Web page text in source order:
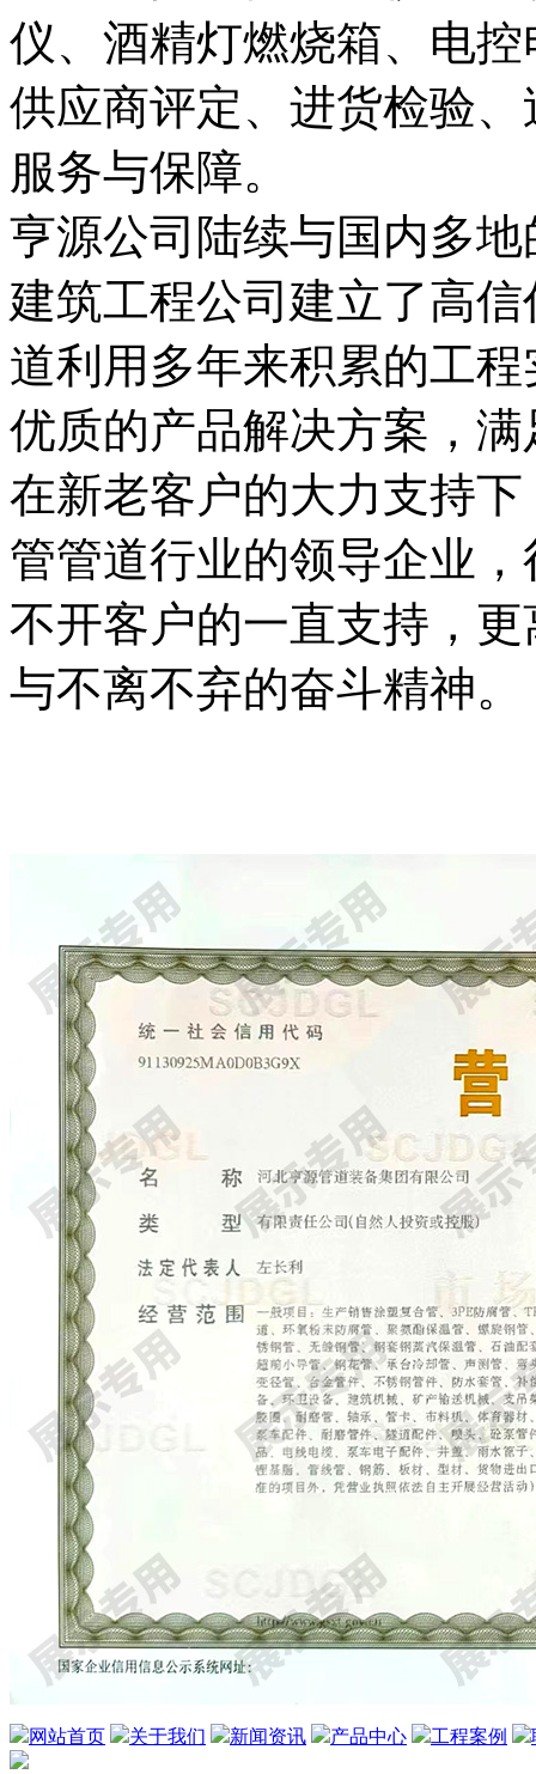
仪、酒精灯燃烧箱、电
供应商评定、进货检验
服务与保障。
亨源公司陆续与国内多
建筑工程公司建立了高
道利用多年来积累的工
优质的产品解决方案，
在新老客户的大力支持
管管道行业的领导企业
不开客户的一直支持，
与不离不弃的奋斗精神。
网站首页 关于我们 新闻资讯 产品中心 工程案例